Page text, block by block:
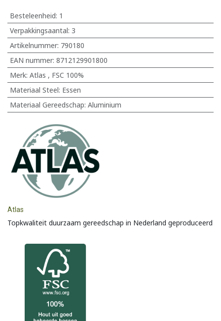
Besteleenheid: 1
Verpakkingsaantal: 3
Artikelnummer: 790180
EAN nummer: 8712129901800
Merk: Atlas , FSC 100%
Materiaal Steel: Essen
Materiaal Gereedschap: Aluminium
Atlas
Topkwaliteit duurzaam gereedschap in Nederland geproduceerd